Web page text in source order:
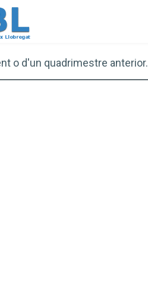
o d'un quadrimestre anterior.